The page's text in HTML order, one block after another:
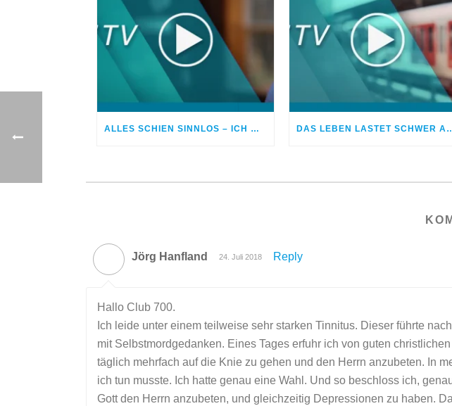
ALLES SCHIEN SINNLOS – ICH WOLLTE MIR DAS LEBEN NEHMEN DAS LEBEN
Jörg Hanfland 24. Juli 2018 Reply
Hallo Club 700.
Ich leide unter einem teilweise sehr starken Tinnitus. Dieser führte
mit Selbstmordgedanken. Eines Tages erfuhr ich von guten
täglich mehrfach auf die Knie zu gehen und den Herrn anzubeten. In
ich tun musste. Ich hatte genau eine Wahl. Und so beschloss ich,
Gott den Herrn anzubeten, und gleichzeitig Depressionen zu haben.